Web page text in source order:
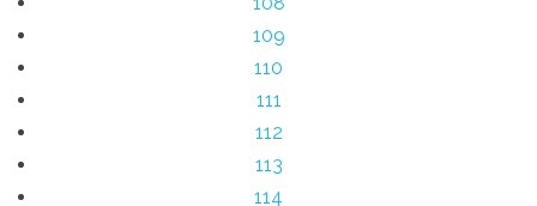
109
110
111
112
113
114